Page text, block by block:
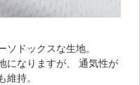
ドックスな生地。
になりますが、 通気性が
持。